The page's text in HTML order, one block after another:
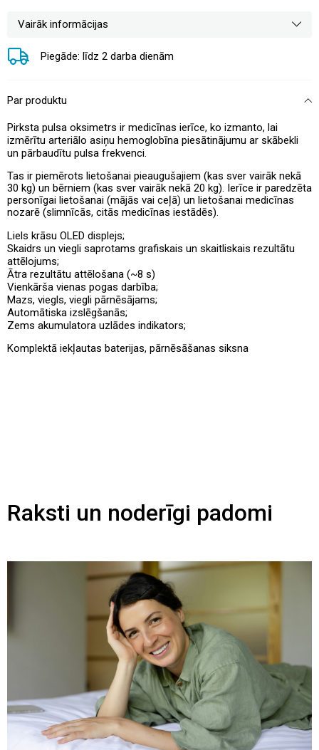
Vairāk informācijas
Piegāde: līdz 2 darba dienām
Par produktu
Pirksta pulsa oksimetrs ir medicīnas ierīce, ko izmanto, lai
izmērītu arteriālo asiņu hemoglobīna piesātinājumu ar skābekli
un pārbaudītu pulsa frekvenci.
Tas ir piemērots lietošanai pieaugušajiem (kas sver vairāk nekā
30 kg) un bērniem (kas sver vairāk nekā 20 kg). Ierīce ir paredzēta
personīgai lietošanai (mājās vai ceļā) un lietošanai medicīnas
nozarē (slimnīcās, citās medicīnas iestādēs).
Liels krāsu OLED displejs;
Skaidrs un viegli saprotams grafiskais un skaitliskais rezultātu
attēlojums;
Ātra rezultātu attēlošana (~8 s)
Vienkārša vienas pogas darbība;
Mazs, viegls, viegli pārnēsājams;
Automātiska izslēgšanās;
Zems akumulatora uzlādes indikators;
Komplektā iekļautas baterijas, pārnēsāšanas siksna
Raksti un noderīgi padomi